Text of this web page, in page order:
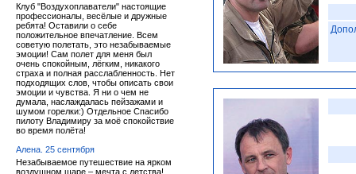
Клуб "Воздухоплаватели" настоящие
профессионалы, весёлые и дружные
ребята! Оставили о себе
положительное впечатление. Всем
советую полетать, это незабываемые
эмоции! Сам полет для меня был
очень спокойным, лёгким, никакого
страха и полная расслабленность. Нет
подходящих слов, чтобы описать свои
эмоции и чувства. Я ни о чем не
думала, наслаждалась пейзажами и
шумом горелки:) Отдельное Спасибо
пилоту Владимиру за моё спокойствие
во время полёта!
Алена. 25 сентября
Незабываемое путешествие на ярком
воздушном шаре – мечта с детства!